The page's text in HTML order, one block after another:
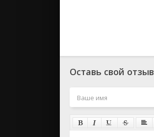
Оставь свой отзыв